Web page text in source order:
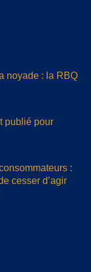
noyade : la RBQ
publié pour
:
cesser d’agir